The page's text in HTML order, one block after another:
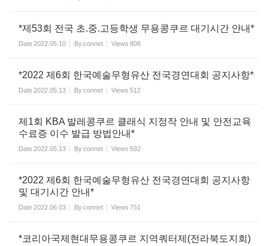
*제53회 전국 초.중.고등학생 무용콩쿠르 대기시간 안내*
Date2022.05.10 Byconnet Views 808
*2022 제6회 한국예술무형유산 전국경연대회 공지사항*
Date2022.05.13 Byconnet Views 512
제1회 KBA 발레콩쿠르 클래식 지정작 안내 및 안전교육
수료증 이수 발급 방법안내*
Date2022.05.13 Byconnet Views 592
*2022 제6회 한국예술무형유산 전국경연대회 공지사항
및 대기시간 안내*
Date2022.06.03 Byconnet Views 751
*코리아국제현대무용콩쿠르 지역쿼터제(전라북도지회)